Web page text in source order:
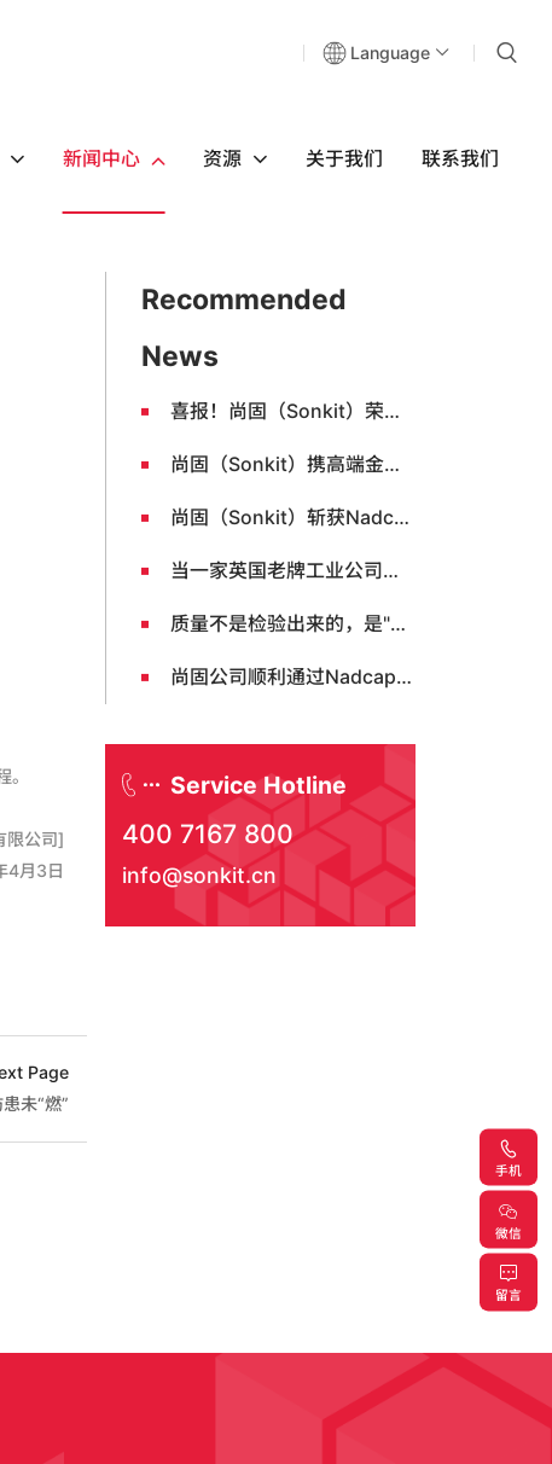
Language
新闻中心 资源 关于我们 联系我们
。
限公司]
4月3日
Page
未“燃”
Recommended
News
喜报！尚固（Sonkit）荣获国家级"高新技术企业"认定
尚固（Sonkit）携高端金属密封圈亮相“诺益杯”真空科技学术会议
尚固（Sonkit）斩获Nadcap无损检测认证 高端金属密封件质量管理再上新台阶
当一家英国老牌工业公司，飞越半个地球来看一家中国工厂
质量不是检验出来的，是"打磨"出来的 ——尚固（Sonkit）金属密封件工厂质量管理文化纪实 从每日晨会看一家航空航天密封圈源头工厂如何将质量意识融入每一天
尚固公司顺利通过Nadcap首次认证，开启航空航天制造新篇章
Service Hotline
400 7167 800
info@sonkit.cn
手机
微信
留言